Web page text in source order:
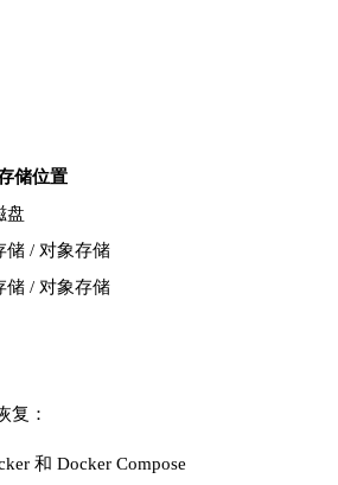
储位置
盘
储 / 对象存储
储 / 对象存储
复：
和 Docker Compose